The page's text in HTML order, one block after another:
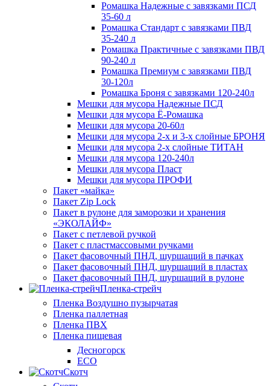
Ромашка Надежные с завязками ПСД
35-60 л
Ромашка Стандарт с завязками ПВД
35-240 л
Ромашка Практичные с завязками ПВД
90-240 л
Ромашка Премиум с завязками ПВД
30-120л
Ромашка Броня с завязками 120-240л
Мешки для мусора Надежные ПСД
Мешки для мусора Ё-Ромашка
Мешки для мусора 20-60л
Мешки для мусора 2-х и 3-х слойные БРОНЯ
Мешки для мусора 2-х слойные ТИТАН
Мешки для мусора 120-240л
Мешки для мусора Пласт
Мешки для мусора ПРОФИ
Пакет «майка»
Пакет Zip Lock
Пакет в рулоне для заморозки и хранения
«ЭКОЛАЙФ»
Пакет с петлевой ручкой
Пакет с пластмассовыми ручками
Пакет фасовочный ПНД, шуршащий в пачках
Пакет фасовочный ПНД, шуршащий в пластах
Пакет фасовочный ПНД, шуршащий в рулоне
Пленка-стрейч
Пленка Воздушно пузырчатая
Пленка паллетная
Пленка ПВХ
Пленка пищевая
Десногорск
ECO
Скотч